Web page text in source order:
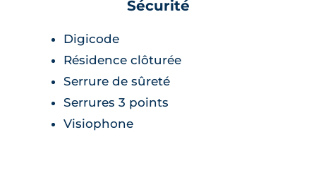
Sécurité
Digicode
Résidence clôturée
Serrure de sûreté
Serrures 3 points
Visiophone